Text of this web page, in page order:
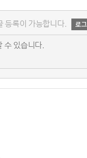
등록이 가능합니다.